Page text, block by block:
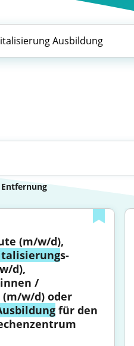
Entfernung
(m/w/d),
s­
d),
/
w/d) oder
für den